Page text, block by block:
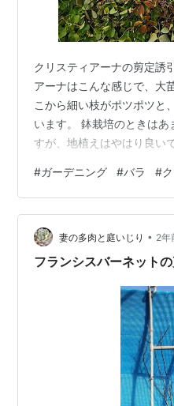
クリスティアーナの剪定誘
アーナはこんな感じで、大
こから細い枝がポツポツと
います。 鉢栽培のときは
すが、地植えはやはり良い
細い枝をすいたりします。
抜きました。 最終形態は
ンシスバーネットと違い、
ませんでした。 今年は届く
ようで、これは段差剪定向
#ガーデニング #バラ #
妻の多肉と庭いじり • 2年
フランシスバーネットの